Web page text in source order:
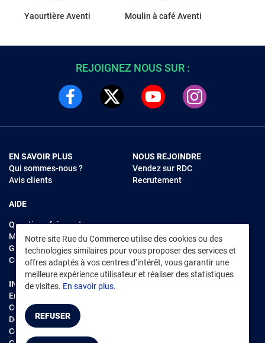
Yaourtière Aventi Moulin à café Aventi
REJOIGNEZ NOUS SUR :
EN SAVOIR PLUS
Qui sommes-nous ?
Avis clients
AIDE
Questions fréquentes
Modes de règlements
Garantie et retours
Contacter Rue du Commerce
NOUS REJOINDRE
Vendez sur RDC
Recrutement
INFORMATIONS LÉGALES
Environnement
CGV /CGU Marketplace
Données personnelles
Cookies
Notre site Rue du Commerce utilise des cookies ou des
technologies similaires pour vous proposer des services et
offres adaptés à vos centres d’intérêt, vous garantir une
meilleure expérience utilisateur et réaliser des statistiques
de visites. En savoir plus.
REFUSER